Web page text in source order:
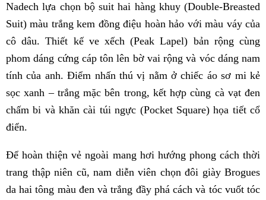
Nadech lựa chọn bộ suit hai hàng khuy (Double-Breasted
Suit) màu trắng kem đồng điệu hoàn hảo với màu váy của
cô dâu. Thiết kế ve xếch (Peak Lapel) bản rộng cùng
phom dáng cứng cáp tôn lên bờ vai rộng và vóc dáng nam
tính của anh. Điểm nhấn thú vị nằm ở chiếc áo sơ mi kẻ
sọc xanh – trắng mặc bên trong, kết hợp cùng cà vạt đen
chấm bi và khăn cài túi ngực (Pocket Square) họa tiết cổ
điển.
Để hoàn thiện vẻ ngoài mang hơi hướng phong cách thời
trang thập niên cũ, nam diễn viên chọn đôi giày Brogues
da hai tông màu đen và trắng đầy phá cách và tóc vuốt tóc